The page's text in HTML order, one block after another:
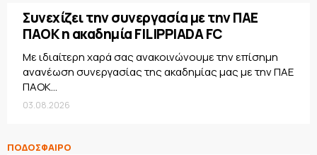
Συνεχίζει την συνεργασία με την ΠΑΕ
ΠΑΟΚ η ακαδημία FILIPPIADA FC
Με ιδιαίτερη χαρά σας ανακοινώνουμε την επίσημη
ανανέωση συνεργασίας της ακαδημίας μας με την ΠΑΕ
ΠΑΟΚ...
03.08.2026
ΠΟΔΟΣΦΑΙΡΟ